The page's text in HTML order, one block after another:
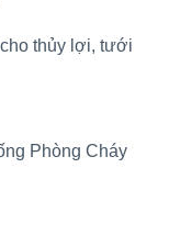
thủy lợi, tưới
Phòng Cháy